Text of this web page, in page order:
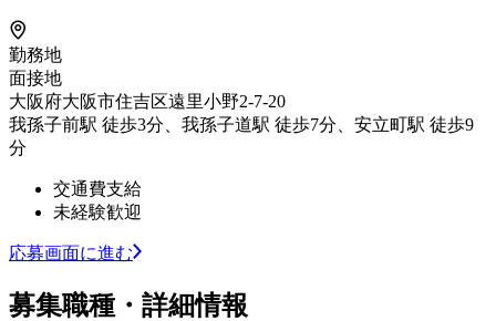
勤務地
面接地
大阪府大阪市住吉区遠里小野2-7-20
我孫子前駅 徒歩3分、我孫子道駅 徒歩7分、安立町駅 徒歩9
分
交通費支給
未経験歓迎
応募画面に進む
募集職種・詳細情報